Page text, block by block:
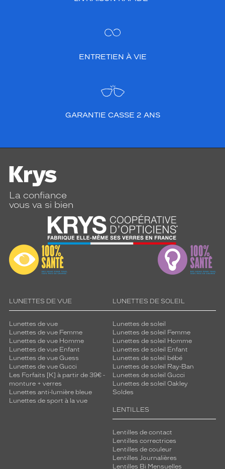
ENTRETIEN À VIE
GARANTIE CASSE 2 ANS
La confiance
vous va si bien
LUNETTES DE VUE
Lunettes de vue
Lunettes de vue Femme
Lunettes de vue Homme
Lunettes de vue Enfant
Lunettes de vue Guess
Lunettes de vue Gucci
Les Forfaits [K] à partir de 39€ -
monture + verres
Lunettes anti-lumière bleue
Lunettes de sport à la vue
LUNETTES DE SOLEIL
Lunettes de soleil
Lunettes de soleil Femme
Lunettes de soleil Homme
Lunettes de soleil Enfant
Lunettes de soleil bébé
Lunettes de soleil Ray-Ban
Lunettes de soleil Gucci
Lunettes de soleil Oakley
Soldes
LENTILLES
Lentilles de contact
Lentilles correctrices
Lentilles de couleur
Lentilles Journalières
Lentilles Bi Mensuelles